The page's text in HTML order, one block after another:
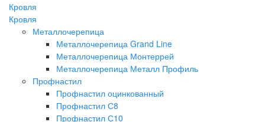
Кровля
Кровля
Металлочерепица
Металлочерепица Grand Line
Металлочерепица Монтеррей
Металлочерепица Металл Профиль
Профнастил
Профнастил оцинкованный
Профнастил С8
Профнастил С10